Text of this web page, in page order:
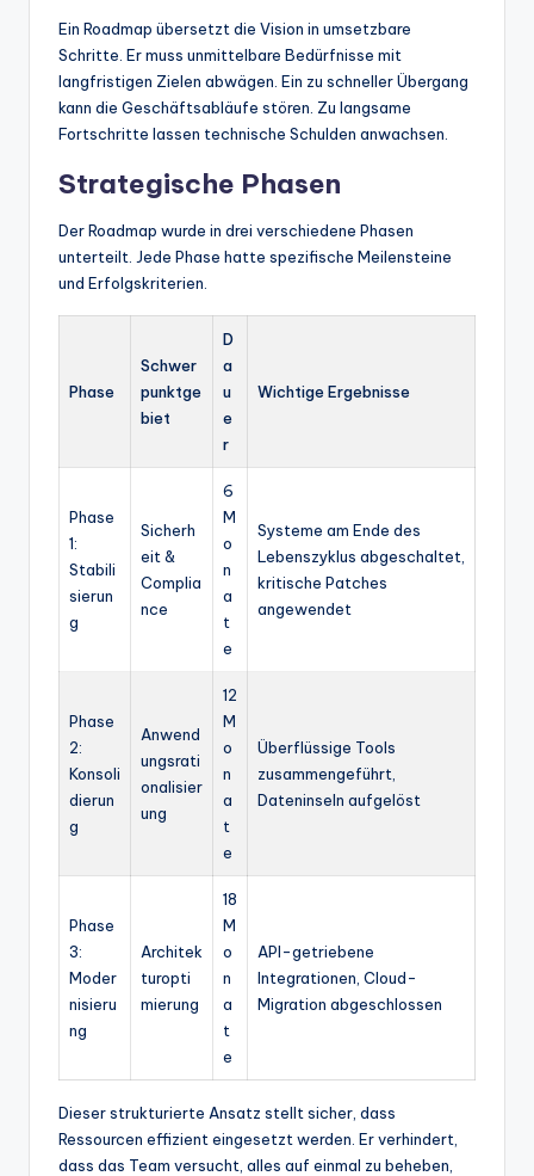
Ein Roadmap übersetzt die Vision in umsetzbare
Schritte. Er muss unmittelbare Bedürfnisse mit
langfristigen Zielen abwägen. Ein zu schneller Übergang
kann die Geschäftsabläufe stören. Zu langsame
Fortschritte lassen technische Schulden anwachsen.
Strategische Phasen
Der Roadmap wurde in drei verschiedene Phasen
unterteilt. Jede Phase hatte spezifische Meilensteine
und Erfolgskriterien.
Phase
Schwer
punktge
biet
D
a
u
e
r
Wichtige Ergebnisse
Phase
1:
Stabili
sierun
g
Sicherh
eit &
Complia
nce
6
M
o
n
a
t
e
Systeme am Ende des
Lebenszyklus abgeschaltet,
kritische Patches
angewendet
Phase
2:
Konsoli
dierun
g
Anwend
ungsrati
onalisier
ung
12
M
o
n
a
t
e
Überflüssige Tools
zusammengeführt,
Dateninseln aufgelöst
Phase
3:
Moder
nisieru
ng
Architek
turopti
mierung
18
M
o
n
a
t
e
API-getriebene
Integrationen, Cloud-
Migration abgeschlossen
Dieser strukturierte Ansatz stellt sicher, dass
Ressourcen effizient eingesetzt werden. Er verhindert,
dass das Team versucht, alles auf einmal zu beheben,